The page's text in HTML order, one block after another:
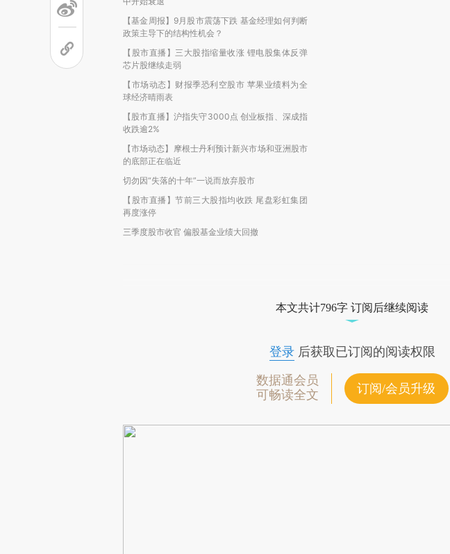
【基金周报】9月股市震荡下跌 基金经理如何判断
政策主导下的结构性机会？
【股市直播】三大股指缩量收涨 锂电股集体反弹
芯片股继续走弱
【市场动态】财报季恐利空股市 苹果业绩料为全
球经济晴雨表
【股市直播】沪指失守3000点 创业板指、深成指
收跌逾2%
【市场动态】摩根士丹利预计新兴市场和亚洲股市
的底部正在临近
切勿因“失落的十年”一说而放弃股市
【股市直播】节前三大股指均收跌 尾盘彩虹集团
再度涨停
三季度股市收官 偏股基金业绩大回撤
本文共计796字 订阅后继续阅读
登录后获取已订阅的阅读权限
数据通会员
可畅读全文
订阅/会员升级